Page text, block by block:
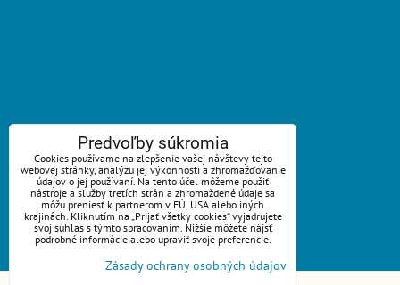
ZAVOLÁME VÁM SPÄŤ
Váš telefón:*
Predvoľby súkromia
Cookies používame na zlepšenie vašej návštevy tejto
webovej stránky, analýzu jej výkonnosti a zhromažďovanie
údajov o jej používaní. Na tento účel môžeme použiť
nástroje a služby tretích strán a zhromaždené údaje sa
môžu preniesť k partnerom v EÚ, USA alebo iných
krajinách. Kliknutím na „Prijať všetky cookies“ vyjadrujete
svoj súhlas s týmto spracovaním. Nižšie môžete nájsť
podrobné informácie alebo upraviť svoje preferencie.
Zásady ochrany osobných údajov